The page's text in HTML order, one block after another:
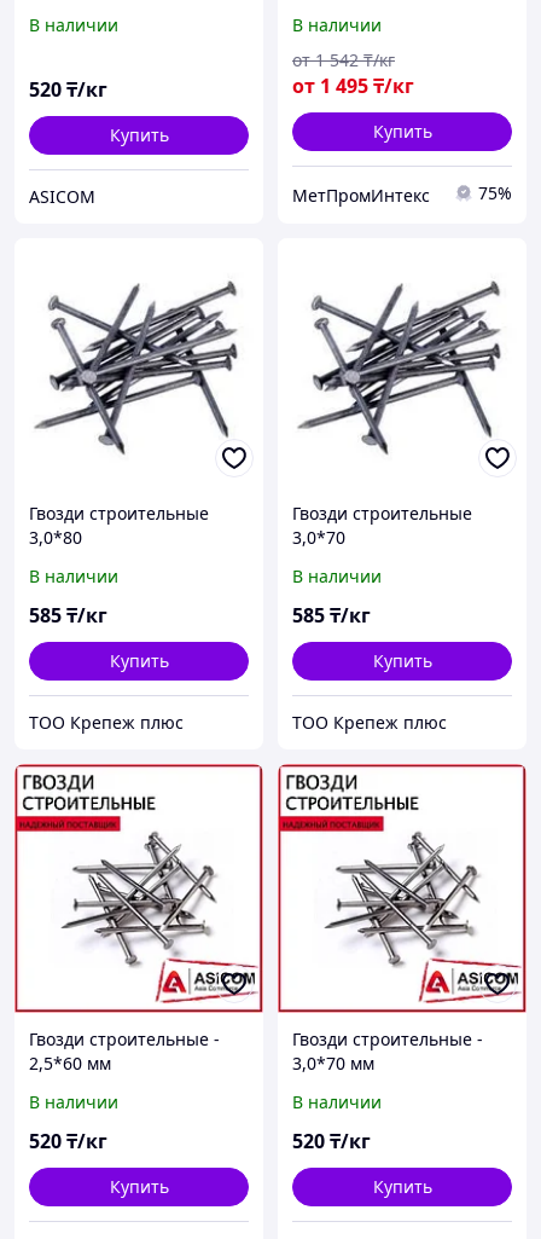
В наличии
520₸/кг
Купить
ASICOM
мм, Марка: БрБ2; БрАЖ9-
4...
В наличии
от 1 495₸/кг
от 1 542 ₸/кг
Купить
МетПромИнтекс 75%
Гвозди строительные
3,0*80
В наличии
585₸/кг
Купить
ТОО Крепеж плюс
Гвозди строительные
3,0*70
В наличии
585₸/кг
Купить
ТОО Крепеж плюс
Гвозди строительные -
2,5*60 мм
В наличии
520₸/кг
Купить
Гвозди строительные -
3,0*70 мм
В наличии
520₸/кг
Купить